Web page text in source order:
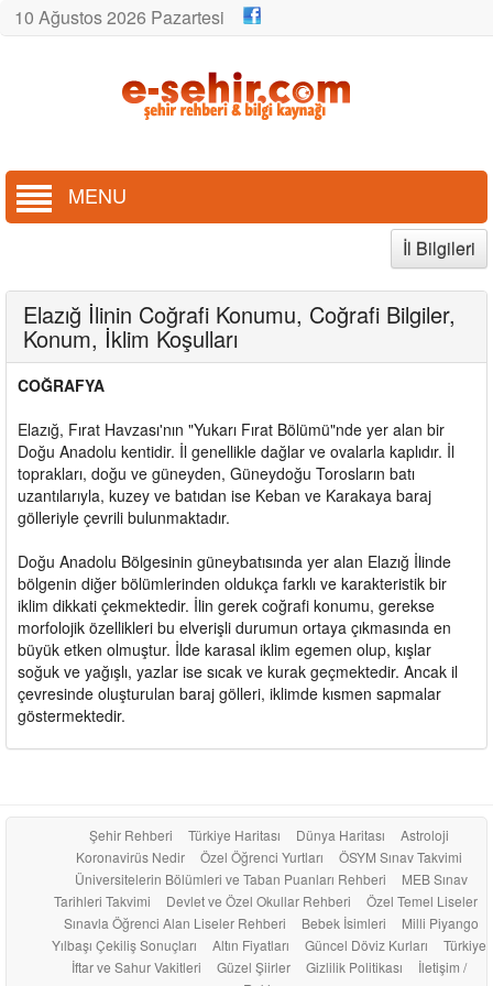
10 Ağustos 2026 Pazartesi
MENU
İl Bilgileri
Elazığ İlinin Coğrafi Konumu, Coğrafi Bilgiler,
Konum, İklim Koşulları
COĞRAFYA
Elazığ, Fırat Havzası'nın "Yukarı Fırat Bölümü"nde yer alan bir
Doğu Anadolu kentidir. İl genellikle dağlar ve ovalarla kaplıdır. İl
toprakları, doğu ve güneyden, Güneydoğu Torosların batı
uzantılarıyla, kuzey ve batıdan ise Keban ve Karakaya baraj
gölleriyle çevrili bulunmaktadır.
Doğu Anadolu Bölgesinin güneybatısında yer alan Elazığ İlinde
bölgenin diğer bölümlerinden oldukça farklı ve karakteristik bir
iklim dikkati çekmektedir. İlin gerek coğrafi konumu, gerekse
morfolojik özellikleri bu elverişli durumun ortaya çıkmasında en
büyük etken olmuştur. İlde karasal iklim egemen olup, kışlar
soğuk ve yağışlı, yazlar ise sıcak ve kurak geçmektedir. Ancak il
çevresinde oluşturulan baraj gölleri, iklimde kısmen sapmalar
göstermektedir.
Şehir Rehberi Türkiye Haritası Dünya Haritası
Astroloji
Koronavirüs Nedir
Özel Öğrenci Yurtları
ÖSYM Sınav Takvimi
Üniversitelerin Bölümleri ve Taban Puanları Rehberi
MEB Sınav
Tarihleri Takvimi
Devlet ve Özel Okullar Rehberi
Özel Temel Liseler
Sınavla Öğrenci Alan Liseler Rehberi
Bebek İsimleri
Milli Piyango
Yılbaşı Çekiliş Sonuçları
Altın Fiyatları Güncel Döviz Kurları
Türkiye
İftar ve Sahur Vakitleri
Güzel Şiirler Gizlilik Politikası
İletişim /